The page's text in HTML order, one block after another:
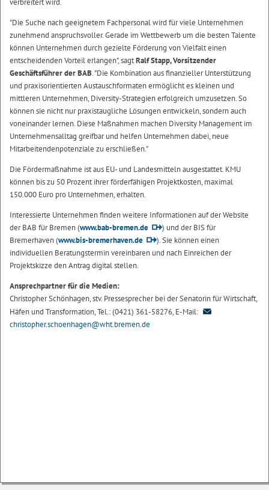
verbreitert wird.
"Die Suche nach geeignetem Fachpersonal wird für viele Unternehmen
zunehmend anspruchsvoller. Gerade im Wettbewerb um die besten Talente
können Unternehmen durch gezielte Förderung von Vielfalt einen
entscheidenden Vorteil erlangen", sagtRalf Stapp, Vorsitzender
Geschäftsführer der BAB. "Die Kombination aus finanzieller Unterstützung
und praxisorientierten Austauschformaten ermöglicht es kleinen und
mittleren Unternehmen, Diversity-Strategien erfolgreich umzusetzen. So
können sie nicht nur praxistaugliche Lösungen entwickeln, sondern auch
voneinander lernen. Diese Maßnahmen machen Diversity Management im
Unternehmensalltag greifbar und helfen Unternehmen dabei, neue
Mitarbeitendenpotenziale zu erschließen."
Die Fördermaßnahme ist aus EU- und Landesmitteln ausgestattet. KMU
können bis zu 50 Prozent ihrer förderfähigen Projektkosten, maximal
150.000 Euro pro Unternehmen, erhalten.
Interessierte Unternehmen finden weitere Informationen auf der Website
der BAB für Bremen (www.bab-bremen.de
) und der BIS für
Bremerhaven (www.bis-bremerhaven.de
). Sie können einen
individuellen Beratungstermin vereinbaren und nach Einreichen der
Projektskizze den Antrag digital stellen.
Ansprechpartner für die Medien:
Christopher Schönhagen, stv. Pressesprecher bei der Senatorin für Wirtschaft,
Häfen und Transformation, Tel.: (0421) 361-58276, E-Mail:
christopher.schoenhagen@wht.bremen.de